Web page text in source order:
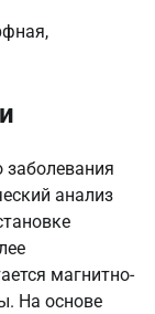
анализ
магнитно-
На основе